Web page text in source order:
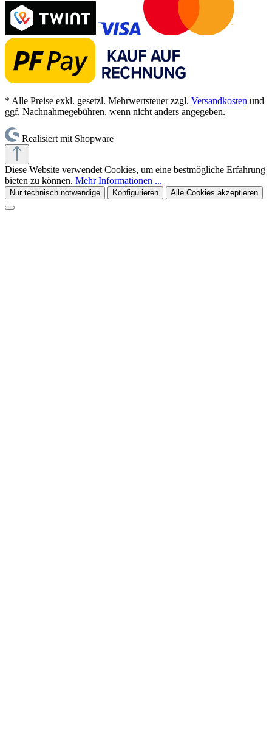
* Alle Preise exkl. gesetzl. Mehrwertsteuer zzgl. Versandkosten und
ggf. Nachnahmegebühren, wenn nicht anders angegeben.
Realisiert mit Shopware
Diese Website verwendet Cookies, um eine bestmögliche Erfahrung
bieten zu können. Mehr Informationen ...
Nur technisch notwendige Konfigurieren Alle Cookies akzeptieren